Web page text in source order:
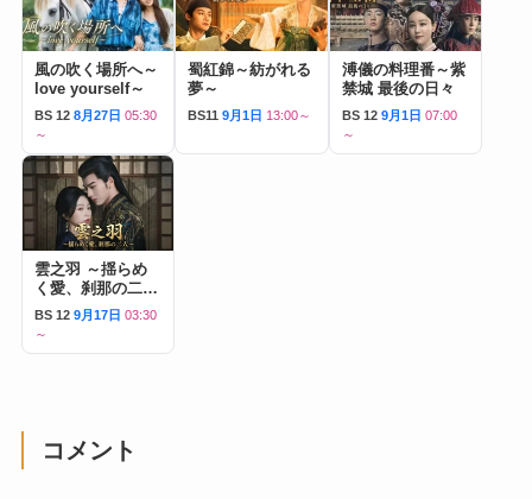
風の吹く場所へ～
love yourself～
BS 12 8月27日 05:30
～
蜀紅錦～紡がれる
夢～
BS11 9月1日 13:00～
溥儀の料理番～紫
禁城 最後の日々
BS 12 9月1日 07:00
～
雲之羽 ～揺らめ
く愛、刹那の二人
～
BS 12 9月17日 03:30
～
コメント